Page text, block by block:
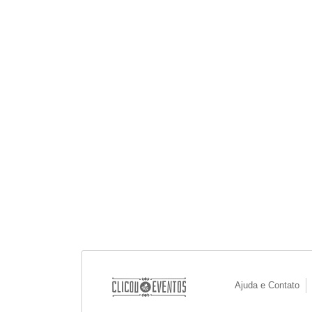
Ajuda e Contato